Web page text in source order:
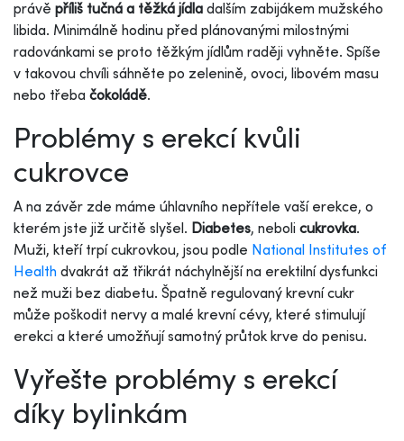
právě příliš tučná a těžká jídla dalším zabijákem mužského
libida. Minimálně hodinu před plánovanými milostnými
radovánkami se proto těžkým jídlům raději vyhněte. Spíše
v takovou chvíli sáhněte po zelenině, ovoci, libovém masu
nebo třeba čokoládě.
Problémy s erekcí kvůli
cukrovce
A na závěr zde máme úhlavního nepřítele vaší erekce, o
kterém jste již určitě slyšel. Diabetes, neboli cukrovka.
Muži, kteří trpí cukrovkou, jsou podle National Institutes of
Health dvakrát až třikrát náchylnější na erektilní dysfunkci
než muži bez diabetu. Špatně regulovaný krevní cukr
může poškodit nervy a malé krevní cévy, které stimulují
erekci a které umožňují samotný průtok krve do penisu.
Vyřešte problémy s erekcí
díky bylinkám